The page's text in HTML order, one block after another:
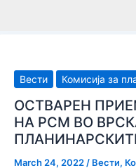
Вести Комисија за
ОСТВАРЕН
НА РСМ ВО
March 24, 2022 / Вести,